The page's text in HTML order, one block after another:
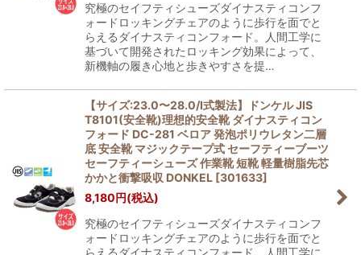
究極のセイフティシューズダイナスティコンフ
ォードロッキングチェアのように歩行を面でと
らえるダイナスティコンフォード。人間工学に
基づいて開発されたロッキング効果によって、
新機軸の履き心地と歩きやすさを提…
【サイズ:23.0〜28.0/I式製法】ドンケル JIS
T8101(安全靴)理想的安全靴 ダイナスティコン
フォード DC-281 ベロア 発泡ポリウレタン二層
底 安全靴 マジックテープ式 セーフティーブーツ
セーフティーシューズ 作業靴 短靴 軽量樹脂先芯
かかと衝撃吸収 DONKEL [301633]
8,180円(税込)
究極のセイフティシューズダイナスティコンフ
ォードロッキングチェアのように歩行を面でと
らえるダイナスティコンフォード。人間工学に